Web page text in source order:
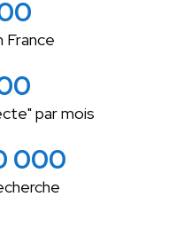
France
par mois
000